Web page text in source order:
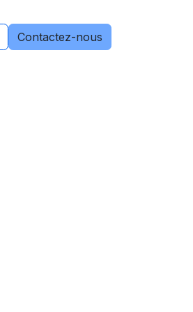
Contactez-nous